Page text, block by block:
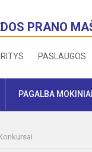
PRANO
PASLAUGOS
PAGALBA